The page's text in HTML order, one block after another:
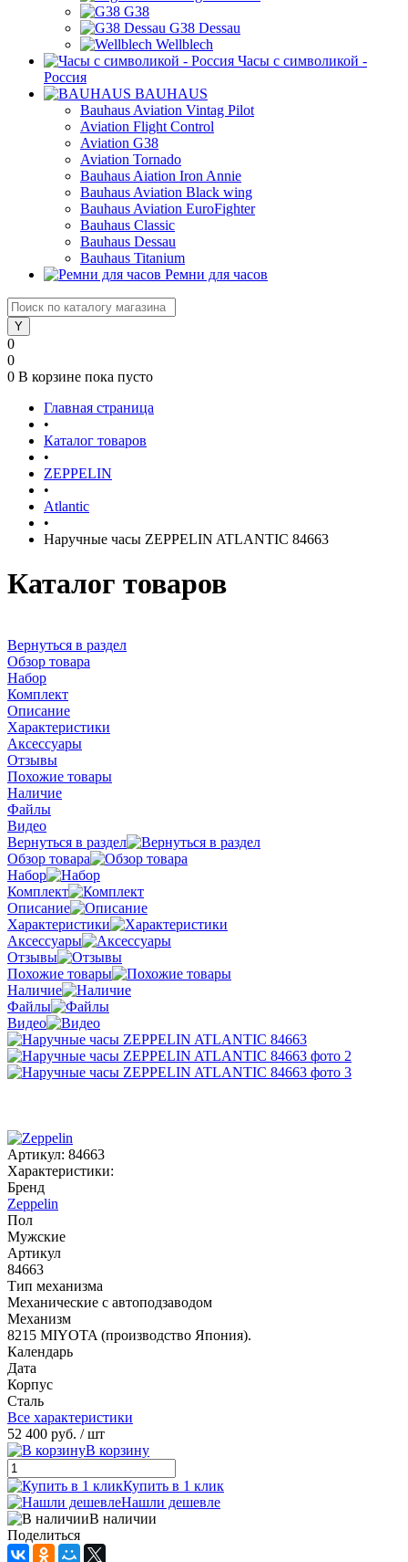
G38
G38 Dessau
Wellblech
Часы с символикой -
Россия
BAUHAUS
Bauhaus Aviation Vintag Pilot
Aviation Flight Control
Aviation G38
Aviation Tornado
Bauhaus Aiation Iron Annie
Bauhaus Aviation Black wing
Bauhaus Aviation EuroFighter
Bauhaus Classic
Bauhaus Dessau
Bauhaus Titanium
Ремни для часов
0
0
0 В корзине пока пусто
Главная страница
•
Каталог товаров
•
ZEPPELIN
•
Atlantic
•
Наручные часы ZEPPELIN ATLANTIC 84663
Каталог товаров
Вернуться в раздел
Обзор товара
Набор
Комплект
Описание
Характеристики
Аксессуары
Отзывы
Похожие товары
Наличие
Файлы
Видео
Вернуться в раздел
Обзор товара
Набор
Комплект
Описание
Характеристики
Аксессуары
Отзывы
Похожие товары
Наличие
Файлы
Видео
Артикул: 84663
Характеристики:
Бренд
Zeppelin
Пол
Мужские
Артикул
84663
Тип механизма
Механические с автоподзаводом
Механизм
8215 MIYOTA (производство Япония).
Календарь
Дата
Корпус
Сталь
Все характеристики
52 400 руб. / шт
В корзину
Купить в 1 клик
Нашли дешевле
В наличии
Поделиться